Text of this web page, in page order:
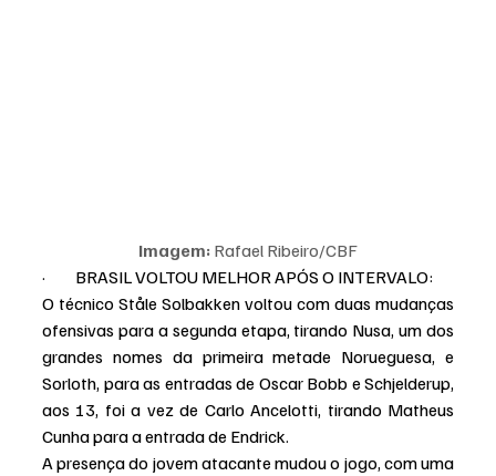
Imagem: Rafael Ribeiro/CBF
·         BRASIL VOLTOU MELHOR APÓS O INTERVALO:
O técnico Ståle Solbakken voltou com duas mudanças
ofensivas para a segunda etapa, tirando Nusa, um dos
grandes nomes da primeira metade Norueguesa, e
Sorloth, para as entradas de Oscar Bobb e Schjelderup,
aos 13, foi a vez de Carlo Ancelotti, tirando Matheus
Cunha para a entrada de Endrick.
A presença do jovem atacante mudou o jogo, com uma